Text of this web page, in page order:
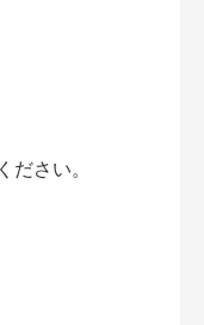
さい。